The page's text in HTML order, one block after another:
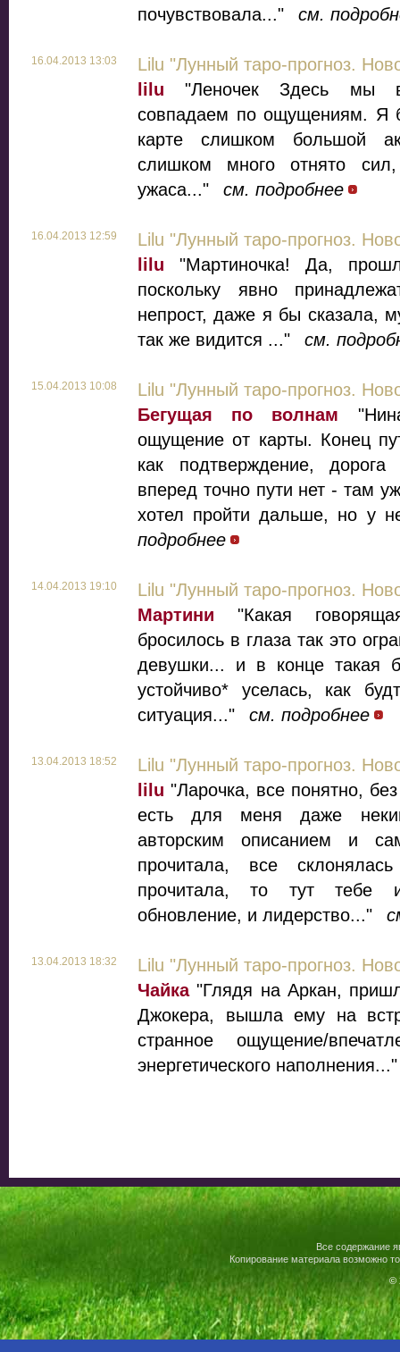
почувствовала..." см.
16.04.2013 13:03
Lilu "Лунный таро-прогноз.
lilu "Леночек Здесь мы
совпадаем по ощущениям. Я
карте слишком большой
слишком много отнято
ужаса..."
см. подробнее
16.04.2013 12:59
Lilu "Лунный таро-прогноз.
lilu "Мартиночка! Да,
поскольку явно
непрост, даже я бы сказала,
так же видится ..."
см.
15.04.2013 10:08
Lilu "Лунный таро-прогноз.
Бегущая по волнам
ощущение от карты. Конец
как подтверждение,
вперед точно пути нет - там
хотел пройти дальше, но у
подробнее
14.04.2013 19:10
Lilu "Лунный таро-прогноз.
Мартини "Какая
бросилось в глаза так это
девушки... и в конце такая
устойчиво* уселась, как
ситуация..."
см. подробнее
13.04.2013 18:52
Lilu "Лунный таро-прогноз.
lilu "Ларочка, все понятно,
есть для меня даже
авторским описанием и
прочитала, все
прочитала, то тут тебе
обновление, и лидерство..."
13.04.2013 18:32
Lilu "Лунный таро-прогноз.
Чайка"Глядя на Аркан,
Джокера, вышла ему на
странное ощущение/
энергетического
Все содержание
Копирование материала возможно
©